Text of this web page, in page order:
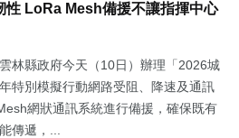
性 LoRa Mesh備援不讓指揮中心
林縣政府今天（10日）辦理「2026城
特別模擬行動網路受阻、降速及通訊
網狀通訊系統進行備援，確保既有
傳遞，...